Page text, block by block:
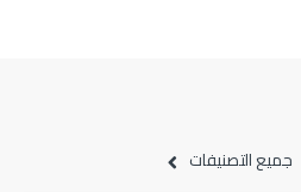
جميع التصنيفات